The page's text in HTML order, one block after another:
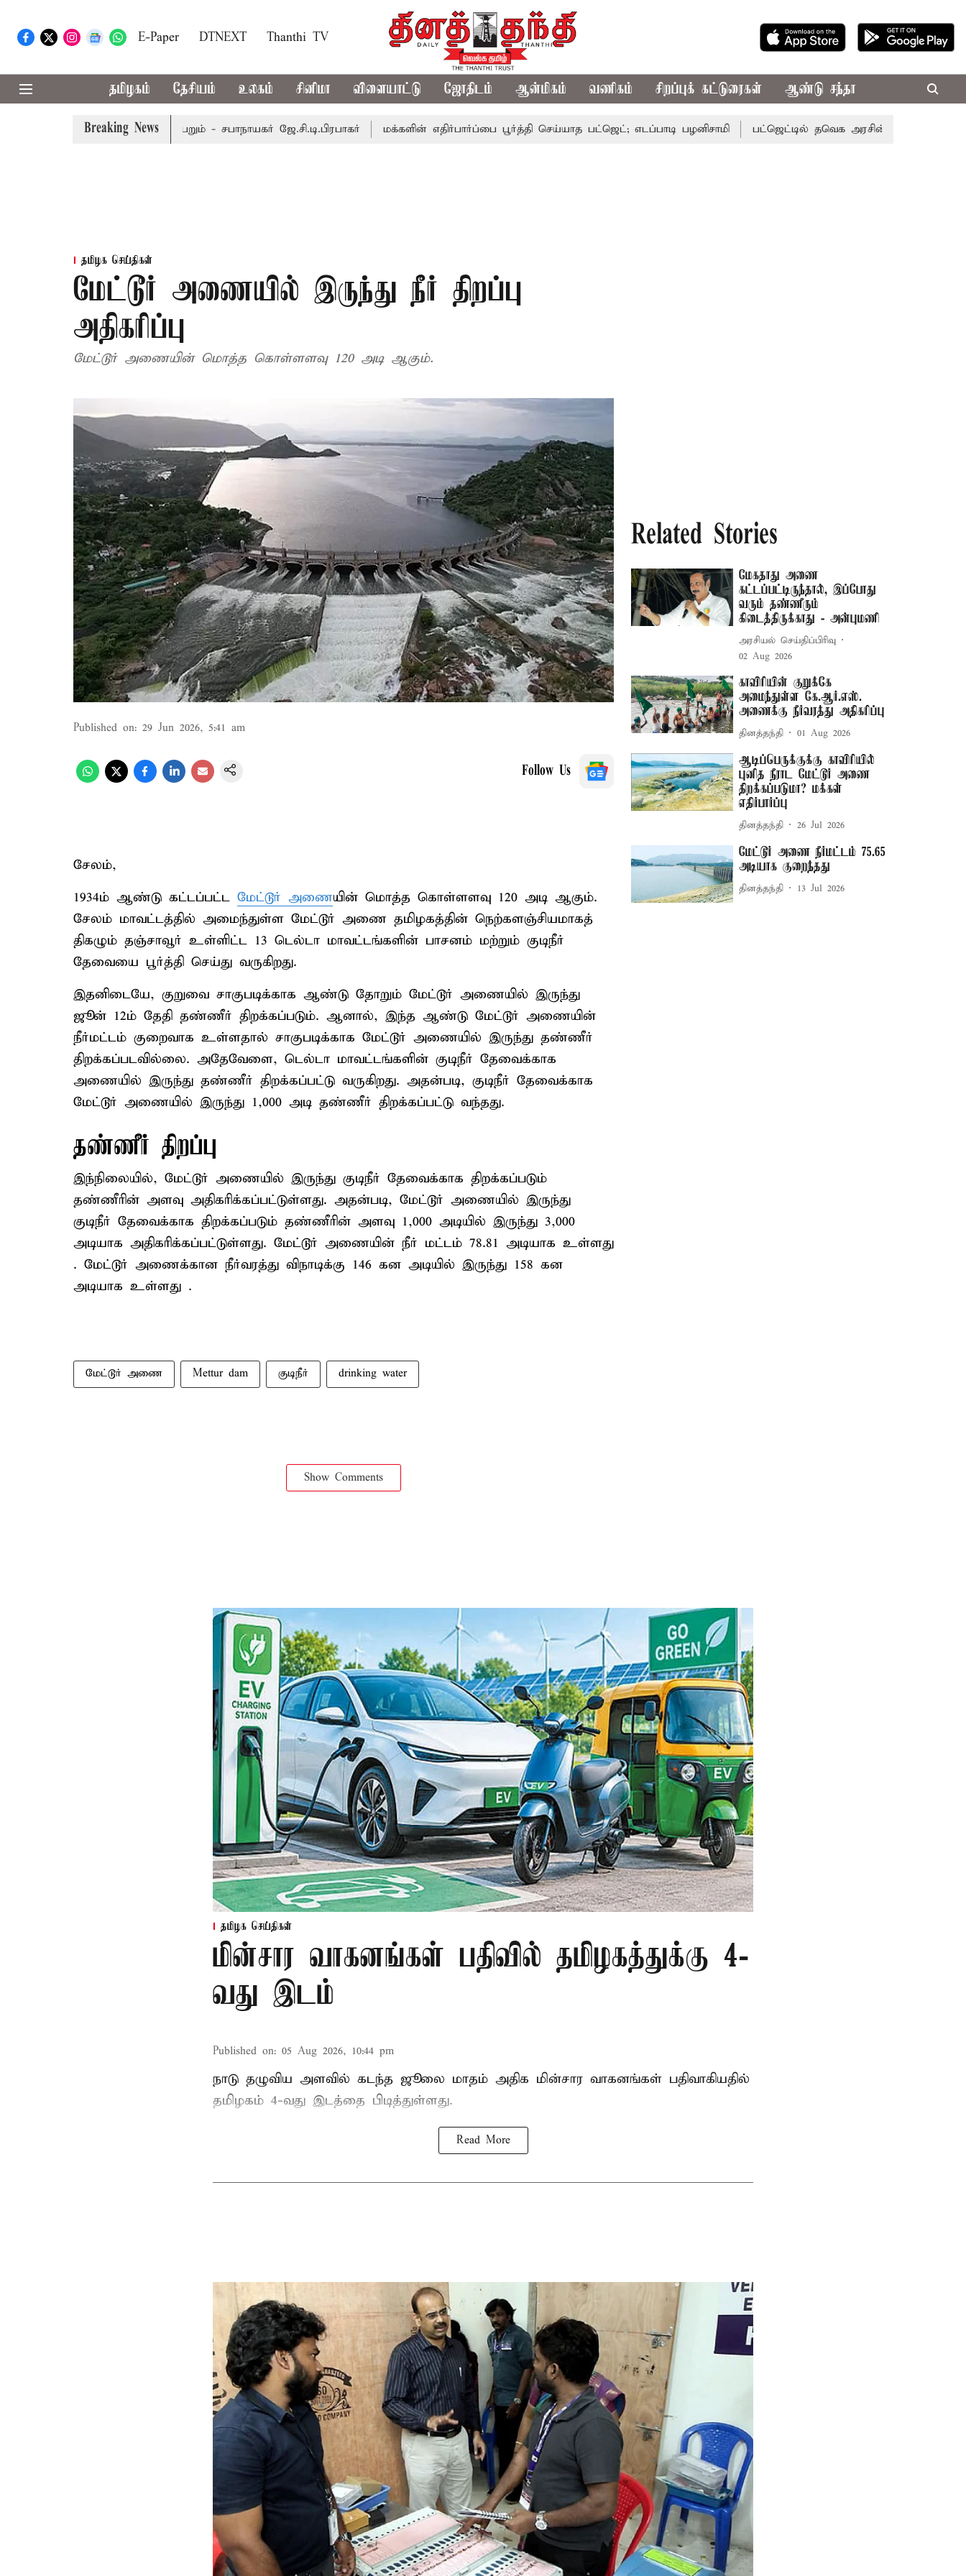
E-Paper DTNEXT Thanthi TV
தமிழகம் தேசியம் உலகம் சினிமா விளையாட்டு ஜோதிடம் ஆன்மிகம் வணிகம் சிறப்புக் கட்டுரைகள் ஆண்டு சந்தா
Breaking News
ந் தேதி வரை நடைபெறும் - சபாநாயகர் ஜே.சி.டி.பிரபாகர் மக்களின் எதிர்பார்ப்பை பூர்த்தி செய்யாத பட்ஜெட்; எடப்பாடி பழனிசாமி பட்ஜெட்டில் தவெக அரசின் வாக்குறுதிகள் இல்லை -
தமிழக செய்திகள்
மேட்டூர் அணையில் இருந்து நீர் திறப்பு
அதிகரிப்பு
மேட்டூர் அணையின் மொத்த கொள்ளளவு 120 அடி ஆகும்.
Published on: 29 Jun 2026, 5:41 am
Follow Us
சேலம்,
1934ம் ஆண்டு கட்டப்பட்ட மேட்டூர் அணையின் மொத்த கொள்ளளவு 120 அடி ஆகும்.
சேலம் மாவட்டத்தில் அமைந்துள்ள மேட்டூர் அணை தமிழகத்தின் நெற்களஞ்சியமாகத்
திகழும் தஞ்சாவூர் உள்ளிட்ட 13 டெல்டா மாவட்டங்களின் பாசனம் மற்றும் குடிநீர்
தேவையை பூர்த்தி செய்து வருகிறது.
இதனிடையே, குறுவை சாகுபடிக்காக ஆண்டு தோறும் மேட்டூர் அணையில் இருந்து
ஜூன் 12ம் தேதி தண்ணீர் திறக்கப்படும். ஆனால், இந்த ஆண்டு மேட்டூர் அணையின்
நீர்மட்டம் குறைவாக உள்ளதால் சாகுபடிக்காக மேட்டூர் அணையில் இருந்து தண்ணீர்
திறக்கப்படவில்லை. அதேவேளை, டெல்டா மாவட்டங்களின் குடிநீர் தேவைக்காக
அணையில் இருந்து தண்ணீர் திறக்கப்பட்டு வருகிறது. அதன்படி, குடிநீர் தேவைக்காக
மேட்டூர் அணையில் இருந்து 1,000 அடி தண்ணீர் திறக்கப்பட்டு வந்தது.
தண்ணீர் திறப்பு
இந்நிலையில், மேட்டூர் அணையில் இருந்து குடிநீர் தேவைக்காக திறக்கப்படும்
தண்ணீரின் அளவு அதிகரிக்கப்பட்டுள்ளது. அதன்படி, மேட்டூர் அணையில் இருந்து
குடிநீர் தேவைக்காக திறக்கப்படும் தண்ணீரின் அளவு 1,000 அடியில் இருந்து 3,000
அடியாக அதிகரிக்கப்பட்டுள்ளது. மேட்டூர் அணையின் நீர் மட்டம் 78.81 அடியாக உள்ளது
. மேட்டூர் அணைக்கான நீர்வரத்து விநாடிக்கு 146 கன அடியில் இருந்து 158 கன
அடியாக உள்ளது .
மேட்டூர் அணை Mettur dam குடிநீர் drinking water
Show Comments
Related Stories
மேகதாது அணை
கட்டப்பட்டிருந்தால், இப்போது
வரும் தண்ணீரும்
கிடைத்திருக்காது - அன்புமணி
அரசியல் செய்திப்பிரிவு
02 Aug 2026
காவிரியின் குறுக்கே
அமைந்துள்ள கே.ஆர்.எஸ்.
அணைக்கு நீர்வரத்து அதிகரிப்பு
தினத்தந்தி 01 Aug 2026
ஆடிப்பெருக்குக்கு காவிரியில்
புனித நீராட மேட்டூர் அணை
திறக்கப்படுமா? மக்கள்
எதிர்பார்ப்பு
தினத்தந்தி 26 Jul 2026
மேட்டூர் அணை நீர்மட்டம் 75.65
அடியாக குறைந்தது
தினத்தந்தி 13 Jul 2026
தமிழக செய்திகள்
மின்சார வாகனங்கள் பதிவில் தமிழகத்துக்கு 4-
வது இடம்
Published on: 05 Aug 2026, 10:44 pm
நாடு தழுவிய அளவில் கடந்த ஜூலை மாதம் அதிக மின்சார வாகனங்கள் பதிவாகியதில்
தமிழகம் 4-வது இடத்தை பிடித்துள்ளது.
Read More